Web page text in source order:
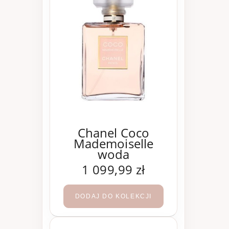
Chanel Coco
Mademoiselle
woda
perfumowana 200
ml
1 099,99 zł
DODAJ DO KOLEKCJI